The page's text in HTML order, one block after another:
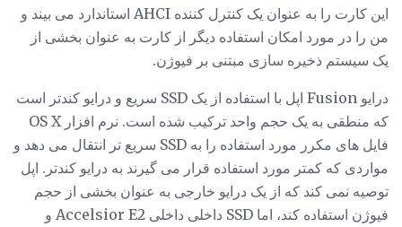
این کارت را به عنوان یک کنترل کننده AHCI استاندارد می بیند و
من را در مورد امکان استفاده دیگر از کارت به عنوان بخشی از
یک سیستم ذخیره سازی مبتنی بر فیوژن.
درایو Fusion اپل با استفاده از یک SSD سریع و درایو کندتر است
که منطقی به یک حجم واحد ترکیب شده است. نرم افزار OS X
فایل های مکرر مورد استفاده را به SSD سریع تر انتقال می دهد و
مواردی که کمتر مورد استفاده قرار می گیرند به درایو کندتر. اپل
توصیه نمی کند که از یک درایو خارجی به عنوان بخشی از حجم
فیوژن استفاده کند، اما SSD داخلی داخلی Accelsior E2 و